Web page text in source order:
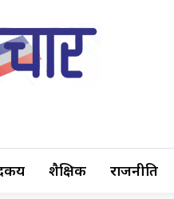
शैक्षिक राजनीति